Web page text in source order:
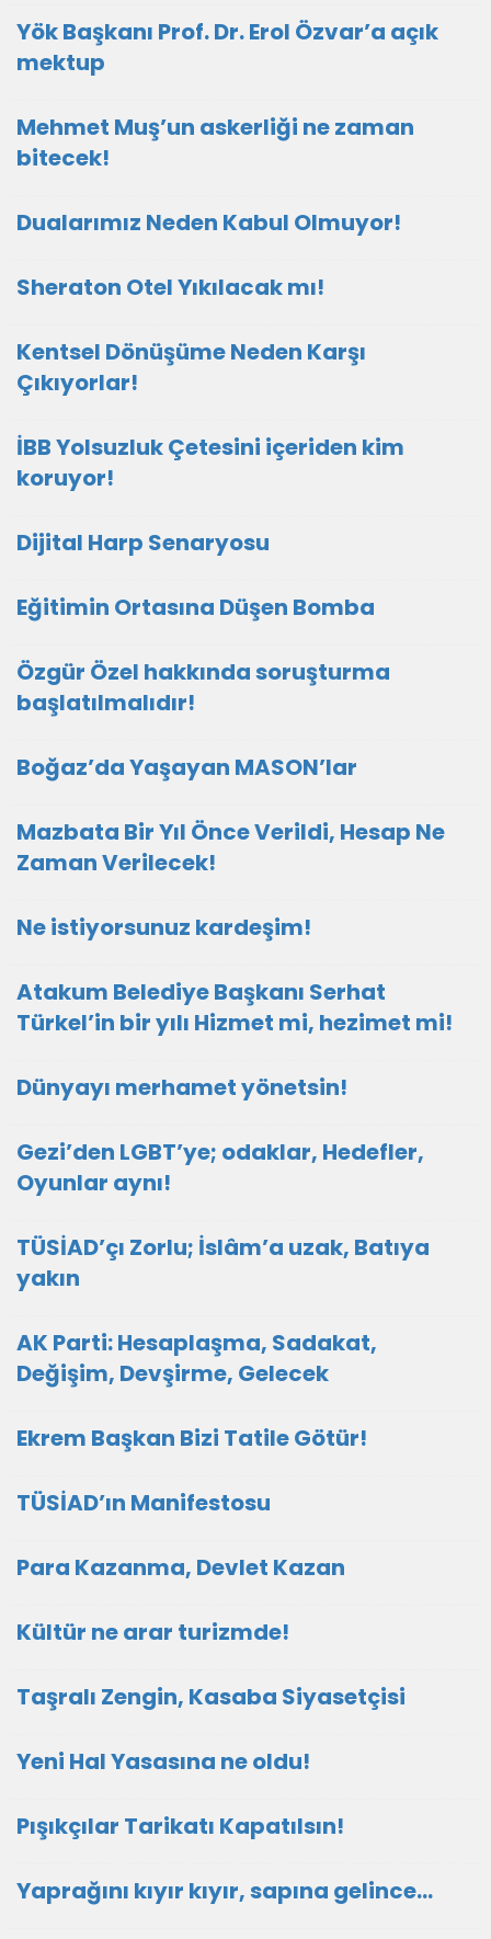
Yök Başkanı Prof. Dr. Erol Özvar’a açık
mektup
Mehmet Muş’un askerliği ne zaman
bitecek!
Dualarımız Neden Kabul Olmuyor!
Sheraton Otel Yıkılacak mı!
Kentsel Dönüşüme Neden Karşı
Çıkıyorlar!
İBB Yolsuzluk Çetesini içeriden kim
koruyor!
Dijital Harp Senaryosu
Eğitimin Ortasına Düşen Bomba
Özgür Özel hakkında soruşturma
başlatılmalıdır!
Boğaz’da Yaşayan MASON’lar
Mazbata Bir Yıl Önce Verildi, Hesap Ne
Zaman Verilecek!
Ne istiyorsunuz kardeşim!
Atakum Belediye Başkanı Serhat
Türkel’in bir yılı Hizmet mi, hezimet mi!
Dünyayı merhamet yönetsin!
Gezi’den LGBT’ye; odaklar, Hedefler,
Oyunlar aynı!
TÜSİAD’çı Zorlu; İslâm’a uzak, Batıya
yakın
AK Parti: Hesaplaşma, Sadakat,
Değişim, Devşirme, Gelecek
Ekrem Başkan Bizi Tatile Götür!
TÜSİAD’ın Manifestosu
Para Kazanma, Devlet Kazan
Kültür ne arar turizmde!
Taşralı Zengin, Kasaba Siyasetçisi
Yeni Hal Yasasına ne oldu!
Pışıkçılar Tarikatı Kapatılsın!
Yaprağını kıyır kıyır, sapına gelince…